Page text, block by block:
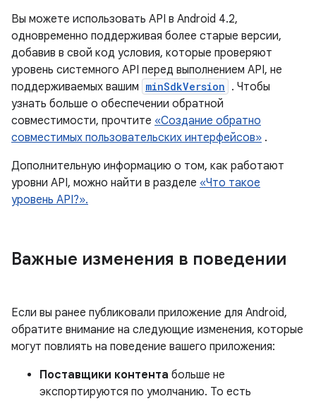
Вы можете использовать API в Android 4.2,
одновременно поддерживая более старые версии,
добавив в свой код условия, которые проверяют
уровень системного API перед выполнением API, не
поддерживаемых вашим minSdkVersion . Чтобы
узнать больше о обеспечении обратной
совместимости, прочтите «Создание обратно
совместимых пользовательских интерфейсов» .
Дополнительную информацию о том, как работают
уровни API, можно найти в разделе «Что такое
уровень API?».
Важные изменения в поведении
Если вы ранее публиковали приложение для Android,
обратите внимание на следующие изменения, которые
могут повлиять на поведение вашего приложения:
Поставщики контента больше не
экспортируются по умолчанию. То есть